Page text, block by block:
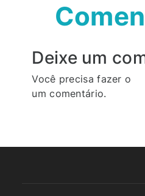
Deixe um
Você precisa fazer o
um comentário.